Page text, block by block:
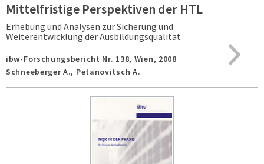
Mittelfristige Perspektiven der HTL
Erhebung und Analysen zur Sicherung und
Weiterentwicklung der Ausbildungsqualität
ibw-Forschungsbericht Nr. 138, Wien, 2008
Schneeberger A., Petanovitsch A.